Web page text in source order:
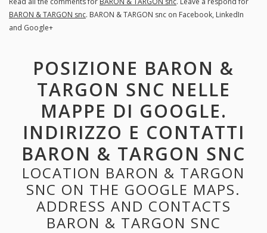
BARON & TARGON snc. BARON & TARGON snc on Facebook, LinkedIn
and Google+
POSIZIONE BARON &
TARGON SNC NELLE
MAPPE DI GOOGLE.
INDIRIZZO E CONTATTI
BARON & TARGON SNC
LOCATION BARON & TARGON
SNC ON THE GOOGLE MAPS.
ADDRESS AND CONTACTS
BARON & TARGON SNC